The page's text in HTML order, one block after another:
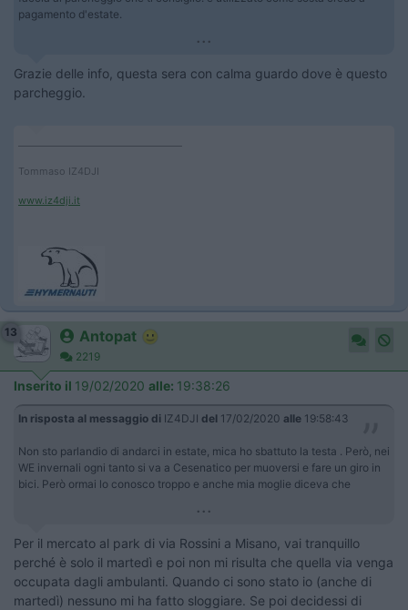
pagamento d'estate.
...
Grazie delle info, questa sera con calma guardo dove è questo
parcheggio.
Tommaso IZ4DJI
www.iz4dji.it
13 Antopat
2219
Inserito il 19/02/2020 alle: 19:38:26
In risposta al messaggio di IZ4DJI del 17/02/2020 alle 19:58:43
Non sto parlandio di andarci in estate, mica ho sbattuto la testa . Però, nei
WE invernali ogni tanto si va a Cesenatico per muoversi e fare un giro in
bici. Però ormai lo conosco troppo e anche mia moglie diceva che
...
Per il mercato al park di via Rossini a Misano, vai tranquillo
perché è solo il martedì e poi non mi risulta che quella via venga
occupata dagli ambulanti. Quando ci sono stato io (anche di
martedì) nessuno mi ha fatto sloggiare. Se poi decidessi di